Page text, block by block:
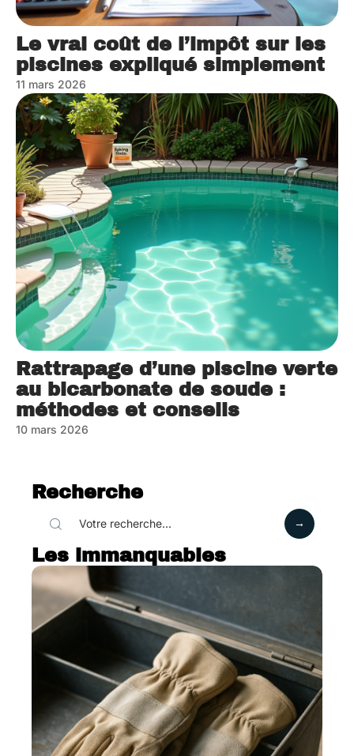
Le vrai coût de l’impôt sur les
piscines expliqué simplement
11 mars 2026
Rattrapage d’une piscine verte
au bicarbonate de soude :
méthodes et conseils
10 mars 2026
Recherche
Les immanquables